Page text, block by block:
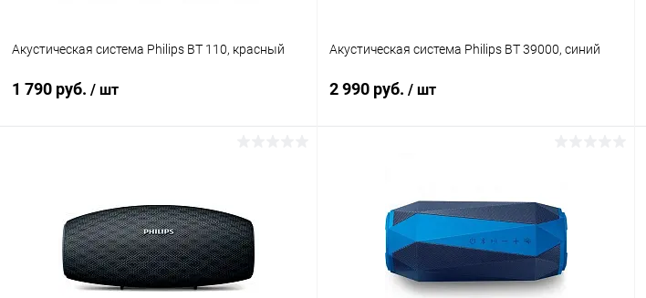
Акустическая система Philips BT 110, красный
1 790 руб. / шт
К сравнению
В избранное В наличии
Акустическая система Philips BT 39000, синий
2 990 руб. / шт
К сравнению
В избранное В наличии